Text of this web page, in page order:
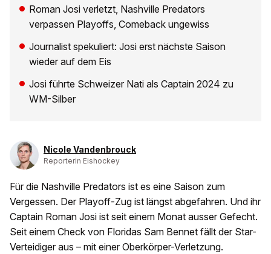
Roman Josi verletzt, Nashville Predators
verpassen Playoffs, Comeback ungewiss
Journalist spekuliert: Josi erst nächste Saison
wieder auf dem Eis
Josi führte Schweizer Nati als Captain 2024 zu
WM-Silber
Nicole Vandenbrouck
Reporterin Eishockey
Für die Nashville Predators ist es eine Saison zum
Vergessen. Der Playoff-Zug ist längst abgefahren. Und ihr
Captain Roman Josi ist seit einem Monat ausser Gefecht.
Seit einem Check von Floridas Sam Bennet fällt der Star-
Verteidiger aus – mit einer Oberkörper-Verletzung.